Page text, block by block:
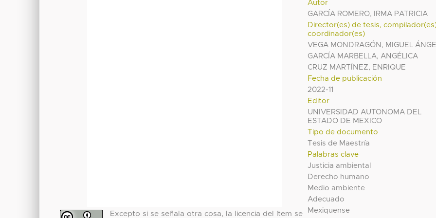
Autor
GARCÍA ROMERO, IRMA PATRICIA
Director(es) de tesis,
coordinador(es)
VEGA MONDRAGÓN, MIGUEL
GARCÍA MARBELLA, ANGÉLICA
CRUZ MARTÍNEZ, ENRIQUE
Fecha de publicación
2022-11
Editor
UNIVERSIDAD AUTONOMA DEL
ESTADO DE MEXICO
Tipo de documento
Tesis de Maestría
Palabras clave
Justicia ambiental
Derecho humano
Medio ambiente
Adecuado
Mexiquense
Excepto si se señala otra cosa, la licencia del ítem se